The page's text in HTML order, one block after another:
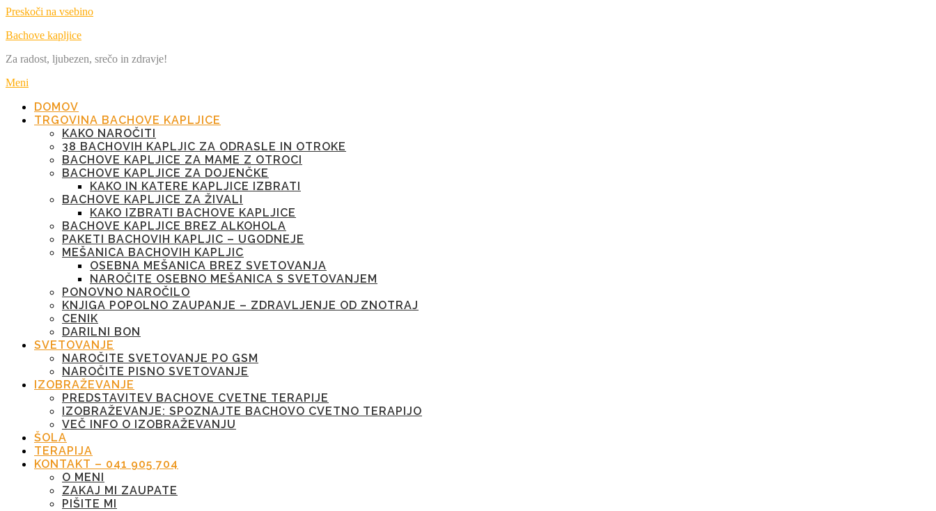
Preskoči na vsebino
Bachove kapljice
Za radost, ljubezen, srečo in zdravje!
Meni
DOMOV
TRGOVINA BACHOVE KAPLJICE
KAKO NAROČITI
38 BACHOVIH KAPLJIC ZA ODRASLE IN OTROKE
BACHOVE KAPLJICE ZA MAME Z OTROCI
BACHOVE KAPLJICE ZA DOJENČKE
KAKO IN KATERE KAPLJICE IZBRATI
BACHOVE KAPLJICE ZA ŽIVALI
KAKO IZBRATI BACHOVE KAPLJICE
BACHOVE KAPLJICE BREZ ALKOHOLA
PAKETI BACHOVIH KAPLJIC – UGODNEJE
MEŠANICA BACHOVIH KAPLJIC
OSEBNA MEŠANICA BREZ SVETOVANJA
NAROČITE OSEBNO MEŠANICA S SVETOVANJEM
PONOVNO NAROČILO
KNJIGA POPOLNO ZAUPANJE – ZDRAVLJENJE OD ZNOTRAJ
CENIK
DARILNI BON
SVETOVANJE
NAROČITE SVETOVANJE PO GSM
NAROČITE PISNO SVETOVANJE
IZOBRAŽEVANJE
PREDSTAVITEV BACHOVE CVETNE TERAPIJE
IZOBRAŽEVANJE: SPOZNAJTE BACHOVO CVETNO TERAPIJO
VEČ INFO O IZOBRAŽEVANJU
ŠOLA
TERAPIJA
KONTAKT – 041 905 704
O MENI
ZAKAJ MI ZAUPATE
PIŠITE MI